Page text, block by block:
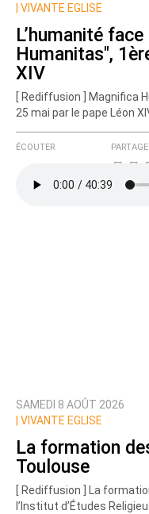
Nom
Courriel (non publié)
Ajoutez votre
Texte de votre
Prévenez-moi de
VIVANTE EGLISE
L’humanité
Humanitas",
XIV
[ Rediffusion ] Magnifica
25 mai par le pape Léon
ÉCOUTER
SAMEDI 8 AOÛT 2026
VIVANTE EGLISE
La formation
Toulouse
[ Rediffusion ] La
l’Institut d’Études